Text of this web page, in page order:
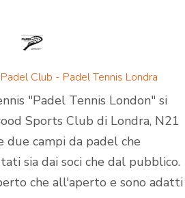
Club - Padel Tennis Londra
"Padel Tennis London" si
Sports Club di Londra, N21
campi da padel che
sia dai soci che dal pubblico.
che all'aperto e sono adatti